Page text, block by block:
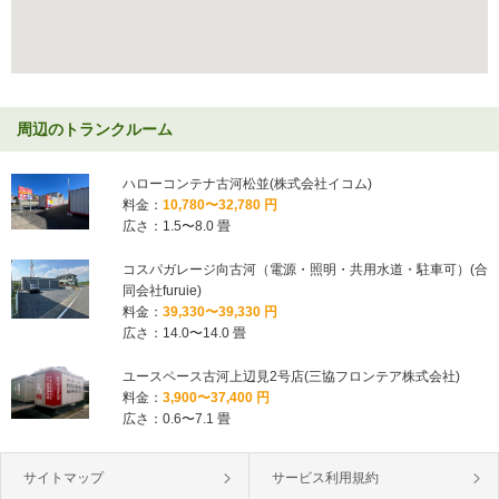
周辺のトランクルーム
ハローコンテナ古河松並(株式会社イコム)
料金： 10,780〜32,780 円
広さ：1.5〜8.0 畳
コスパガレージ向古河（電源・照明・共用水道・駐車可）(合
同会社furuie)
料金： 39,330〜39,330 円
広さ：14.0〜14.0 畳
ユースペース古河上辺見2号店(三協フロンテア株式会社)
料金： 3,900〜37,400 円
広さ：0.6〜7.1 畳
サイトマップ サービス利用規約